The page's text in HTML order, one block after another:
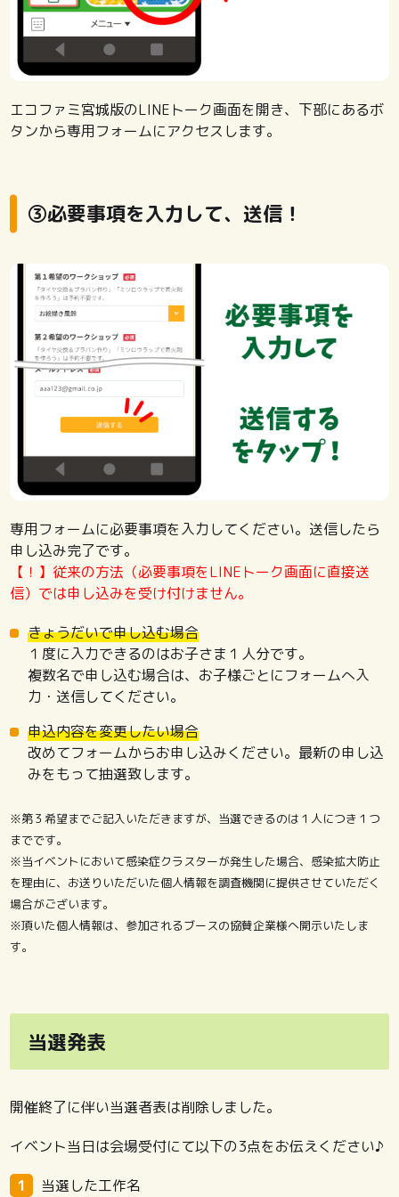
エコファミ宮城版のLINEトーク画面を開き、下部にあるボ
タンから専用フォームにアクセスします。
③必要事項を入力して、送信！
専用フォームに必要事項を入力してください。送信したら
申し込み完了です。
【！】従来の方法（必要事項をLINEトーク画面に直接送
信）では申し込みを受け付けません。
きょうだいで申し込む場合
１度に入力できるのはお子さま１人分です。
複数名で申し込む場合は、お子様ごとにフォームへ入
力・送信してください。
申込内容を変更したい場合
改めてフォームからお申し込みください。最新の申し込
みをもって抽選致します。
※第３希望までご記入いただきますが、当選できるのは１人につき１つ
までです。
※当イベントにおいて感染症クラスターが発生した場合、感染拡大防止
を理由に、お送りいただいた個人情報を調査機関に提供させていただく
場合がございます。
※頂いた個人情報は、参加されるブースの協賛企業様へ開示いたしま
す。
当選発表
開催終了に伴い当選者表は削除しました。
イベント当日は会場受付にて以下の3点をお伝えください♪
当選した工作名